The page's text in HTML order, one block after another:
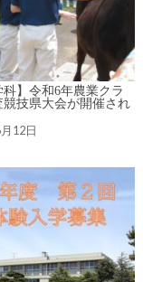
科】令和6年農業クラ
競技県大会が開催され
12日